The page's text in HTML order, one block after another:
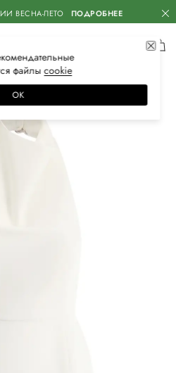
ВЕСНА-ЛЕТО ПОДРОБНЕЕ
Коктейльные
файлысооkiе
ОК